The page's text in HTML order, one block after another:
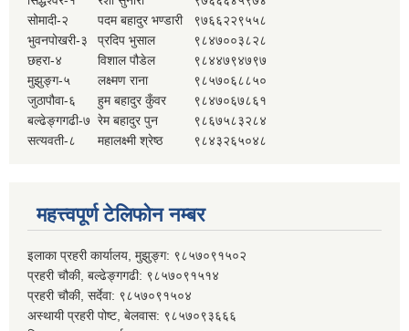
सोमादी-२
पदम बहादुर भण्डारी
९७६६२२९५५८
भुवनपोखरी-३
प्रदिप भुसाल
९८४७००३८२८
छहरा-४
विशाल पौडेल
९८४४७९४७९७
मुझुङ्ग-५
लक्ष्मण राना
९८५७०६८८५०
जुठापौवा-६
हुम बहादुर कुँवर
९८४७०६७८६१
बल्ढेङ्गगढी-७ रेम बहादुर पुन
९८६७५८३२८४
सत्यवती-८
महालक्ष्मी श्रेष्ठ ९८४३२६५०४८
महत्त्वपूर्ण टेलिफोन नम्बर
इलाका प्रहरी कार्यालय, मुझुङ्ग: ९८५७०९१५०२
प्रहरी चौकी, बल्ढेङ्गगढी: ९८५७०९१५१४
प्रहरी चौकी, सर्देवा: ९८५७०९१५०४
अस्थायी प्रहरी पोष्ट, बेलवास: ९८५७०९३६६६